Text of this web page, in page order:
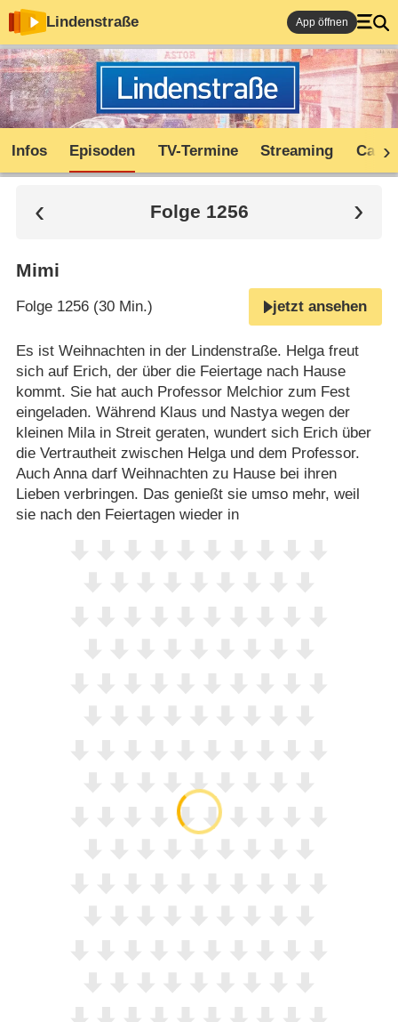
Lindenstraße App öffnen
Infos Episoden TV-Termine Streaming Cast
Folge 1256
Mimi
Folge 1256 (30 Min.) jetzt ansehen
Es ist Weihnachten in der Lindenstraße. Helga freut
sich auf Erich, der über die Feiertage nach Hause
kommt. Sie hat auch Professor Melchior zum Fest
eingeladen. Während Klaus und Nastya wegen der
kleinen Mila in Streit geraten, wundert sich Erich über
die Vertrautheit zwischen Helga und dem Professor.
Auch Anna darf Weihnachten zu Hause bei ihren
Lieben verbringen. Das genießt sie umso mehr, weil
sie nach den Feiertagen wieder in